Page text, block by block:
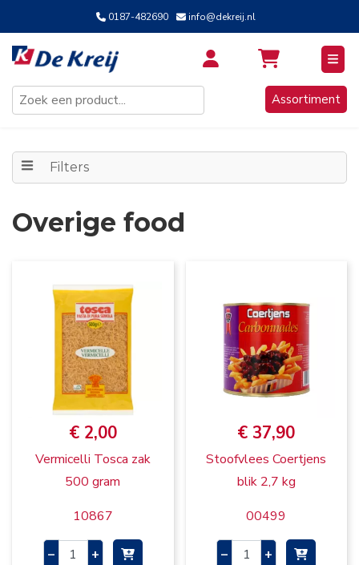
0187-482690 info@dekreij.nl
Inloggen / Aanmelden
Assortiment
Filters
Overige food
€ 2,00
Vermicelli Tosca zak
500 gram
10867
– +
€ 37,90
Stoofvlees Coertjens
blik 2,7 kg
00499
– +